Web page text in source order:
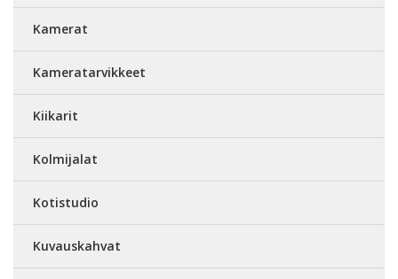
Kamerat
Kameratarvikkeet
Kiikarit
Kolmijalat
Kotistudio
Kuvauskahvat